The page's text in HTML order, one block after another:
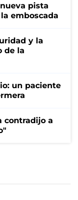
pista
emboscada
y la
de la
un paciente
contradijo a